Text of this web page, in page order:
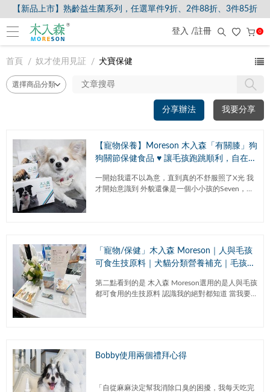
【新品上市】熟齡益生菌系列，任選單件9折、2件88折、3件85折
登入 /註冊 0
首頁 奴才使用見証 犬寶保健
分享辦法 我要分享
【寵物保養】Moreson 木入森「有關膝」狗
狗關節保健食品 ♥ 讓毛孩跑跳順利，自在跑
粉)
一開始我還不以為意，直到真的不舒服照了X光 我
才開始意識到 外貌還像是一個小小孩的Seven，已
「寵物/保健」木入森 Moreson｜人與毛孩
可食生技原料｜犬貓分類營養補充｜毛孩們
ry-Go-Round遊樂園推薦
第二點看到的是 木入森 Moreson選用的是人與毛孩
都可食用的生技原料 認識我的絕對都知道 當我要
Bobby使用兩個禮拜心得
「自從麻麻決定幫我消除口臭的困擾，我每天吃完